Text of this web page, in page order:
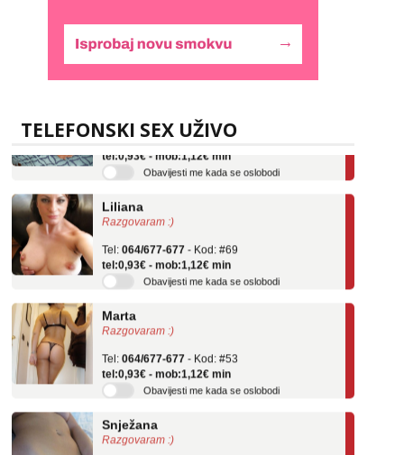
TELEFONSKI SEX UŽIVO
Lucija
Tel:064/677-677 - Kod: #136
tel:0,93€ - mob:1,12€ min
Obavijesti me kada se oslobodi
Razgovaram :)
tel:0,93€ - mob:1,12€ min
Obavijesti me kada se oslobodi
Razgovaram :)
tel:0,93€ - mob:1,12€ min
Obavijesti me kada se oslobodi
Razgovaram :)